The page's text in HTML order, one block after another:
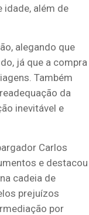
idade, além de
alegando que
já que a compra
Também
da
inevitável e
Carlos
e destacou
cadeia de
prejuízos
por